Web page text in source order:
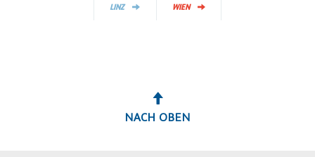
LINZ WIEN
NACH OBEN